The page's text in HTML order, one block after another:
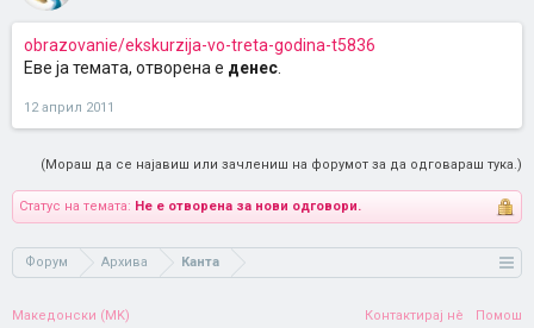
obrazovanie/ekskurzija-vo-treta-godina-t5836
Еве ја темата, отворена е денес
12 април 2011
(Мораш да се најавиш или зачлениш на форумот за да одговараш тука.)
Статус на темата: Не е отворена за нови одговори.
Форум Архива Канта
Македонски (MK) Контактирај нè Помош